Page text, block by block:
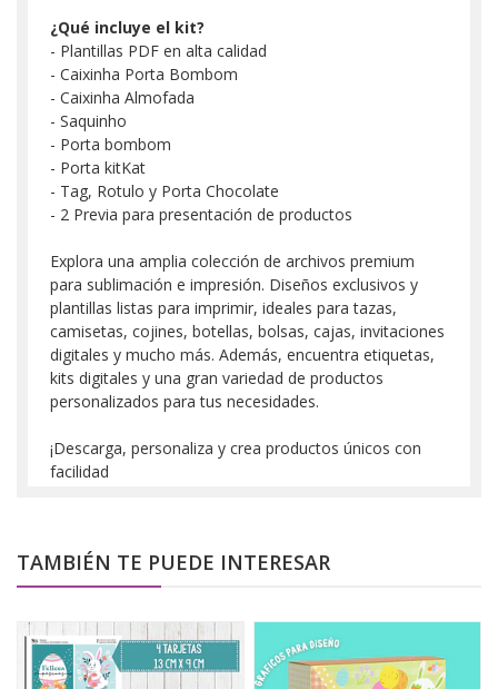
¿Qué incluye el kit?
- Plantillas PDF en alta calidad
- Caixinha Porta Bombom
- Caixinha Almofada
- Saquinho
- Porta bombom
- Porta kitKat
- Tag, Rotulo y Porta Chocolate
- 2 Previa para presentación de productos
Explora una amplia colección de archivos premium
para sublimación e impresión. Diseños exclusivos y
plantillas listas para imprimir, ideales para tazas,
camisetas, cojines, botellas, bolsas, cajas, invitaciones
digitales y mucho más. Además, encuentra etiquetas,
kits digitales y una gran variedad de productos
personalizados para tus necesidades.
¡Descarga, personaliza y crea productos únicos con
facilidad
TAMBIÉN TE PUEDE INTERESAR